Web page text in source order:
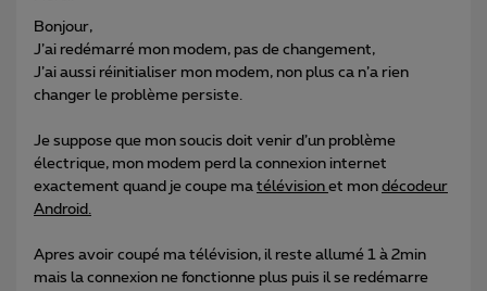
Bonjour,
J’ai redémarré mon modem, pas de changement,
J’ai aussi réinitialiser mon modem, non plus ca n’a rien
changer le problème persiste.
Je suppose que mon soucis doit venir d’un problème
électrique, mon modem perd la connexion internet
exactement quand je coupe ma télévision et mon décodeur
Android.
Apres avoir coupé ma télévision, il reste allumé 1 à 2min
mais la connexion ne fonctionne plus puis il se redémarre